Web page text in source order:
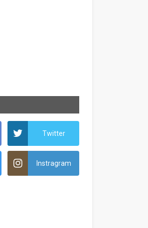
Twitter
Instragram